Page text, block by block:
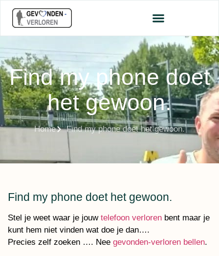
Find my phone doet
het gewoon.
Home Find my phone doet het gewoon.
Find my phone doet het gewoon.
Stel je weet waar je jouw telefoon verloren bent maar je
kunt hem niet vinden wat doe je dan….
Precies zelf zoeken …. Nee gevonden-verloren bellen.